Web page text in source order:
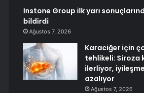
Instone Group ilk yarı
bildirdi
Ağustos 7, 2026
Karaciğer için
tehlikeli: Siroza
ilerliyor,
azalıyor
Ağustos 7, 2026